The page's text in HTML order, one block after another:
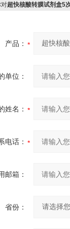
超快核酸转膜试剂盒5
产品：
单位：
姓名：
电话：
邮箱：
省份：